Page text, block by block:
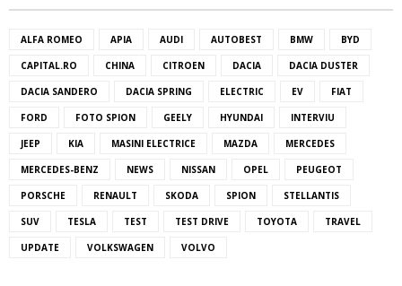
ALFA ROMEO APIA AUDI AUTOBEST BMW BYD
CAPITAL.RO CHINA CITROEN DACIA DACIA DUSTER
DACIA SANDERO DACIA SPRING ELECTRIC EV FIAT
FORD FOTO SPION GEELY HYUNDAI INTERVIU
JEEP KIA MASINI ELECTRICE MAZDA MERCEDES
MERCEDES-BENZ NEWS NISSAN OPEL PEUGEOT
PORSCHE RENAULT SKODA SPION STELLANTIS
SUV TESLA TEST TEST DRIVE TOYOTA TRAVEL
UPDATE VOLKSWAGEN VOLVO